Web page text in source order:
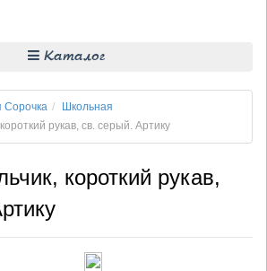
Каталог
Сорочка
Школьная
рукав, св. серый. Артику
короткий рукав,